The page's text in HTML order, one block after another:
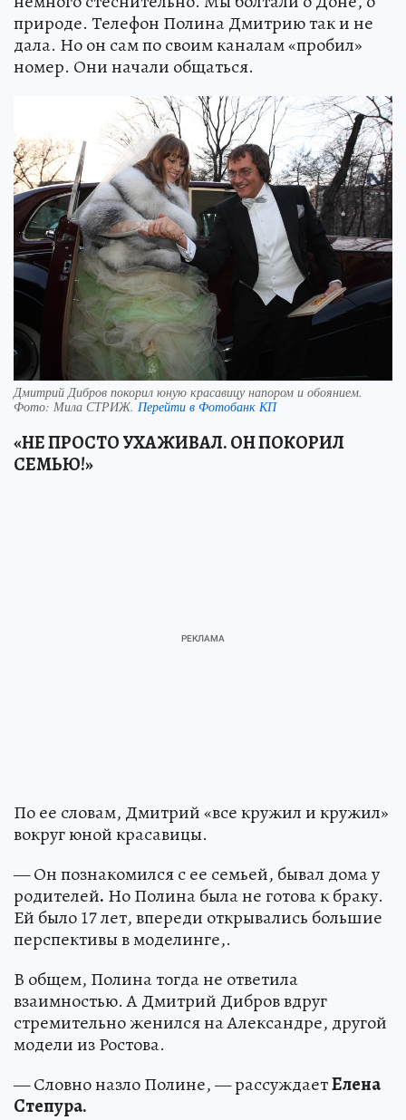
природе. Телефон Полина Дмитрию так и не
дала. Но он сам по своим каналам «пробил»
номер. Они начали общаться.
Дмитрий Дибров покорил юную красавицу напором и обоянием.
Фото: Мила СТРИЖ. Перейти в Фотобанк КП
«НЕ ПРОСТО УХАЖИВАЛ. ОН ПОКОРИЛ
СЕМЬЮ!»
По ее словам, Дмитрий «все кружил и кружил»
вокруг юной красавицы.
— Он познакомился с ее семьей, бывал дома у
родителей. Но Полина была не готова к браку.
Ей было 17 лет, впереди открывались большие
перспективы в моделинге,.
В общем, Полина тогда не ответила
взаимностью. А Дмитрий Дибров вдруг
стремительно женился на Александре, другой
модели из Ростова.
— Словно назло Полине, — рассуждаетЕлена
Степура.